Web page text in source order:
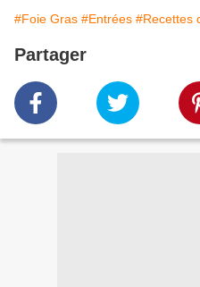
#Foie Gras #Entrées #Recettes
Partager